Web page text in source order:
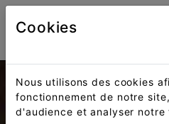
Cookies
Nous utilisons des cookies
fonctionnement de notre
d'audience et analyser notre